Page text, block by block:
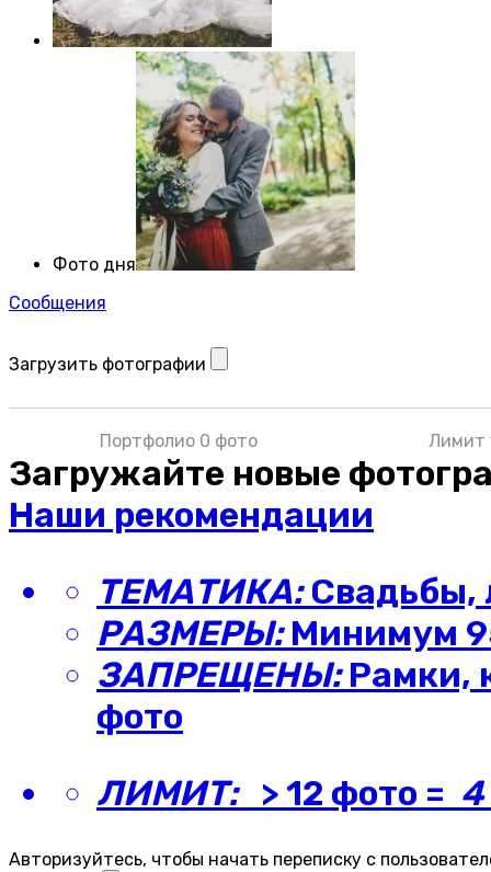
Фото дня
Сообщения
Загрузить фотографии
Портфолио 0 фото Лимит
Загружайте новые
Наши рекомендации
ТЕМАТИКА:Свадьбы,
РАЗМЕРЫ:Минимум
ЗАПРЕЩЕНЫ:Рамки,
фото
ЛИМИТ:> 12 фото = 4
Авторизуйтесь, чтобы начать переписку с